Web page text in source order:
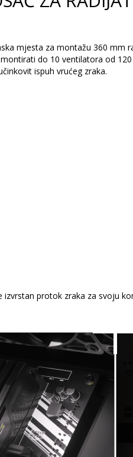
mjesta za montažu 360 mm
do 10 ventilatora od
ispuh vrućeg zraka.
izvrstan protok zraka za svoju